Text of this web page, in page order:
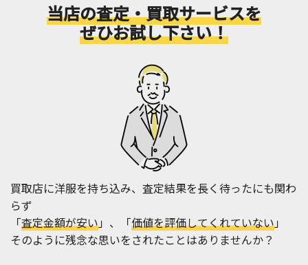
当店の査定・買取サービスを
ぜひお試し下さい！
買取店に洋服を持ち込み、査定結果を長く待ったにも関わ
らず
「査定金額が安い」、「価値を評価してくれていない」
そのように残念な思いをされたことはありませんか？